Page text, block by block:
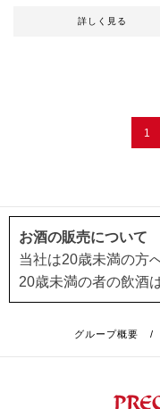
詳しく見る
1
お酒の販売について
当社は20歳未満の方
20歳未満の者の飲酒
グループ概要 /